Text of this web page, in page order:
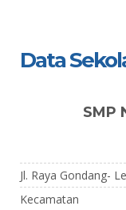
Data
SMP
Jl. Raya Gondang-
Kecamatan